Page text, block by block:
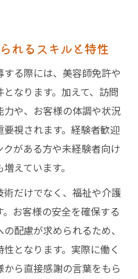
れるスキルと特性
る際には、美容師免許や
なります。加えて、訪問
や、お客様の体調や状況
視されます。経験者歓迎
がある方や未経験者向け
えています。
だけでなく、福祉や介護
お客様の安全を確保する
配慮が求められるため、
となります。実際に働く
ら直接感謝の言葉をもら